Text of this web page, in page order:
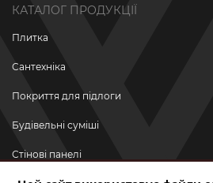
КАТАЛОГ ПРОДУКЦІЇ
Плитка
Сантехніка
Покриття для підлоги
Будівельні суміші
Стінові панелі